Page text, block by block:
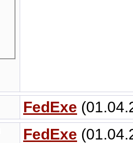
FedExe
FedExe